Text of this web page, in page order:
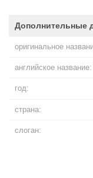
Дополнительные
оригинальное
английское название:
год:
страна:
слоган: